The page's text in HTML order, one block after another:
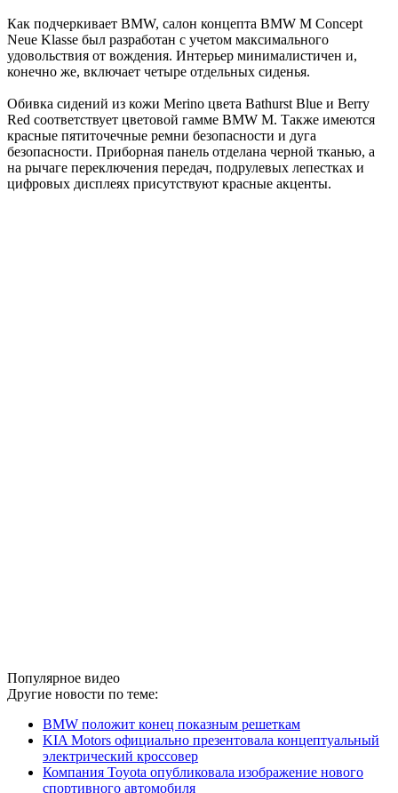
Как подчеркивает BMW, салон концепта BMW M Concept
Neue Klasse был разработан с учетом максимального
удовольствия от вождения. Интерьер минималистичен и,
конечно же, включает четыре отдельных сиденья.
Обивка сидений из кожи Merino цвета Bathurst Blue и Berry
Red соответствует цветовой гамме BMW M. Также имеются
красные пятиточечные ремни безопасности и дуга
безопасности. Приборная панель отделана черной тканью, а
на рычаге переключения передач, подрулевых лепестках и
цифровых дисплеях присутствуют красные акценты.
Популярное видео
Другие новости по теме:
BMW положит конец показным решеткам
KIA Motors официально презентовала концептуальный
электрический кроссовер
Компания Toyota опубликовала изображение нового
спортивного автомобиля